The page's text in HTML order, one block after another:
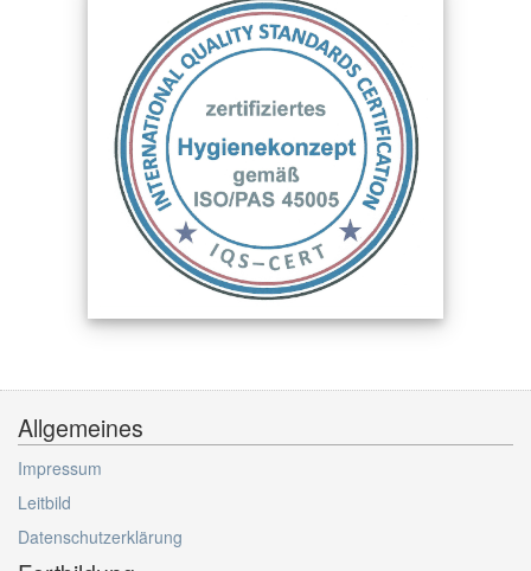
Allgemeines
Impressum
Leitbild
Datenschutzerklärung